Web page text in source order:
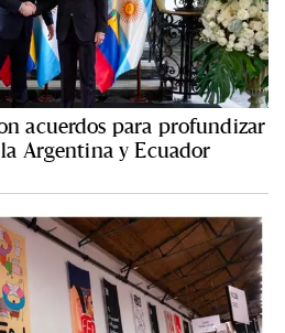
acuerdos para profundizar
Argentina y Ecuador